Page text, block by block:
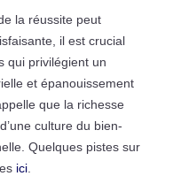
la réussite peut
il est crucial
qui privilégient un
et épanouissement
que la richesse
culture du bien-
Quelques pistes sur
ici.